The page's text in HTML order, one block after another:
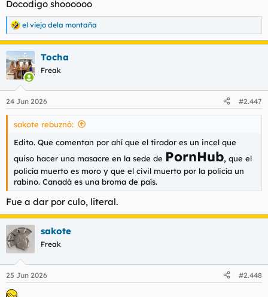
Docodigo shoooooo
R
e
a
c
c
i
e
s
el viejo dela montaña
Tocha
Freak
24 Jun 2026 #2.447
sakote rebuznó:
Edito. Que comentan por ahí que el tirador es un incel que
quiso hacer una masacre en la sede de PornHub, que el
policía muerto es moro y que el civil muerto por la policía un
rabino. Canadá es una broma de país.
Fue a dar por culo, literal.
sakote
Freak
25 Jun 2026 #2.448